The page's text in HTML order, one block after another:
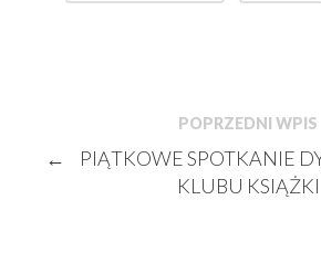
POPRZEDNI WPIS
←
PIĄTKOWE SPOTKANIE
KLUBU KSIĄŻKI